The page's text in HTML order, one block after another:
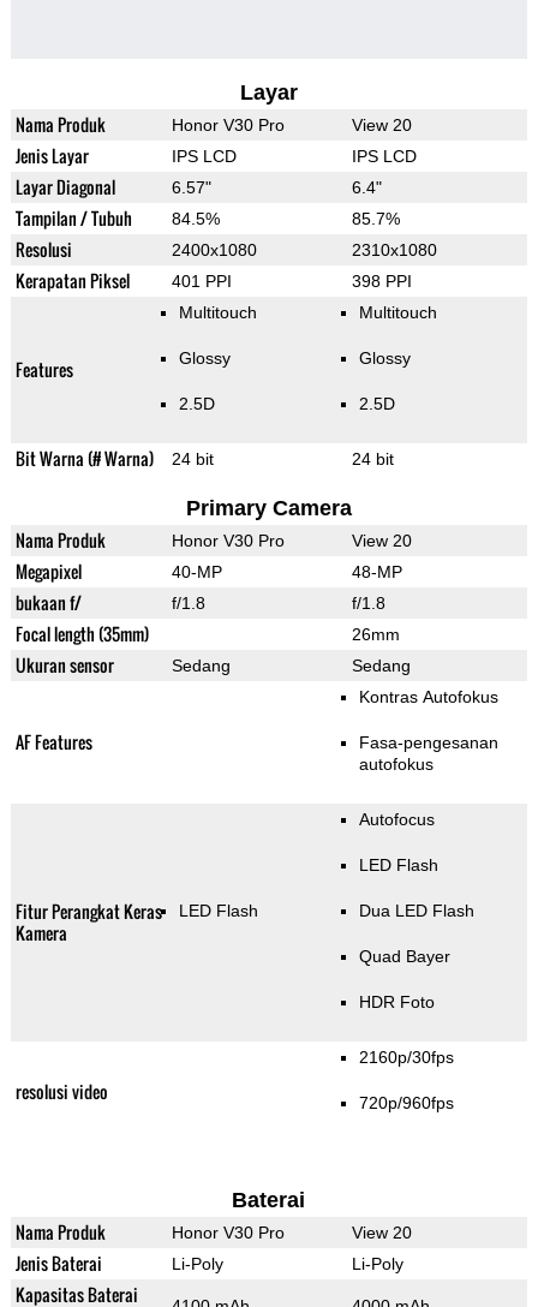
Layar
Nama Produk Honor V30 Pro View 20
Jenis Layar IPS LCD IPS LCD
Layar Diagonal 6.57" 6.4"
Tampilan / Tubuh 84.5% 85.7%
Resolusi 2400x1080 2310x1080
Kerapatan Piksel 401 PPI 398 PPI
Features
Multitouch
Glossy
2.5D
Multitouch
Glossy
2.5D
Bit Warna (# Warna) 24 bit 24 bit
Primary Camera
Nama Produk Honor V30 Pro View 20
Megapixel 40-MP 48-MP
bukaan f/ f/1.8 f/1.8
Focal length (35mm) 26mm
Ukuran sensor Sedang Sedang
AF Features
Kontras Autofokus
Fasa-pengesanan
autofokus
Fitur Perangkat Keras
Kamera
LED Flash
Autofocus
LED Flash
Dua LED Flash
Quad Bayer
HDR Foto
resolusi video
2160p/30fps
720p/960fps
Baterai
Nama Produk Honor V30 Pro View 20
Jenis Baterai Li-Poly Li-Poly
Kapasitas Baterai